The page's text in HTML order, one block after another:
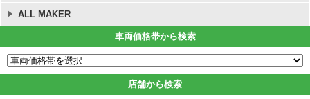
ALL MAKER
車両価格帯から検索
店舗から検索